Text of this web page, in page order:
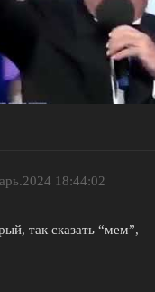
18:44:02
так сказать “мем”,